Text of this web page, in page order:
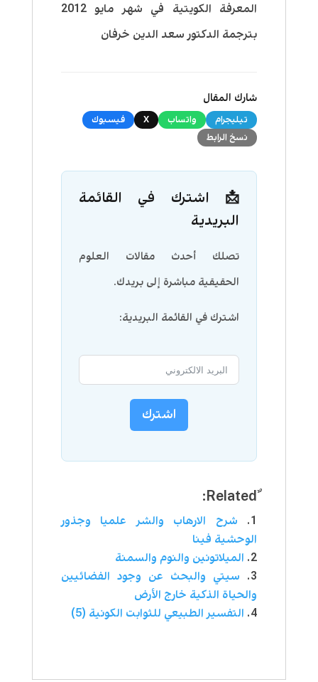
المعرفة الكويتية في شهر مايو 2012
بترجمة الدكتور سعد الدين خرفان
شارك المقال
تيليجرام واتساب X
فيسبوك
نسخ الرابط
📩 اشترك في القائمة
البريدية
تصلك أحدث مقالات العلوم
الحقيقية مباشرة إلى بريدك.
اشترك في القائمة البريدية:
اشترك
ٌRelated:
شرح الارهاب والشر علميا وجذور
الوحشية فينا
الميلاتونين والنوم والسمنة
سيتي والبحث عن وجود الفضائيين
والحياة الذكية خارج الأرض
التفسير الطبيعي للثوابت الكونية (5)